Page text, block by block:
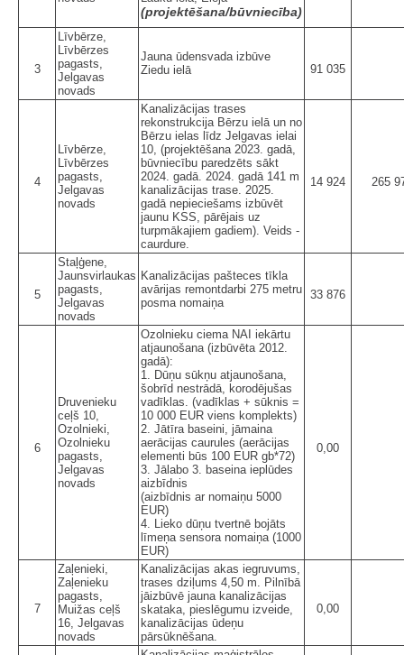
(projektēšana/būvniecība)
3
Līvbērze,
Līvbērzes
pagasts,
Jelgavas
novads
Jauna ūdensvada izbūve
Ziedu ielā
91 035
4
Līvbērze,
Līvbērzes
pagasts,
Jelgavas
novads
Kanalizācijas trases
rekonstrukcija Bērzu ielā un no
Bērzu ielas līdz Jelgavas ielai
10, (projektēšana 2023. gadā,
būvniecību paredzēts sākt
2024. gadā. 2024. gadā 141 m
kanalizācijas trase. 2025.
gadā nepieciešams izbūvēt
jaunu KSS, pārējais uz
turpmākajiem gadiem). Veids -
caurdure.
14 924 265
5
Staļģene,
Jaunsvirlaukas
pagasts,
Jelgavas
novads
Kanalizācijas pašteces tīkla
avārijas remontdarbi 275 metru
posma nomaiņa
33 876
6
Druvenieku
ceļš 10,
Ozolnieki,
Ozolnieku
pagasts,
Jelgavas
novads
Ozolnieku ciema NAI iekārtu
atjaunošana (izbūvēta 2012.
gadā):
1. Dūņu sūkņu atjaunošana,
šobrīd nestrādā, korodējušas
vadīklas. (vadīklas + sūknis =
10 000 EUR viens komplekts)
2. Jātīra baseini, jāmaina
aerācijas caurules (aerācijas
elementi būs 100 EUR gb*72)
3. Jālabo 3. baseina ieplūdes
aizbīdnis
(aizbīdnis ar nomaiņu 5000
EUR)
4. Lieko dūņu tvertnē bojāts
līmeņa sensora nomaiņa (1000
EUR)
0,00
7
Zaļenieki,
Zaļenieku
pagasts,
Muižas ceļš
16, Jelgavas
novads
Kanalizācijas akas iegruvums,
trases dziļums 4,50 m. Pilnībā
jāizbūvē jauna kanalizācijas
skataka, pieslēgumu izveide,
kanalizācijas ūdeņu
pārsūknēšana.
0,00